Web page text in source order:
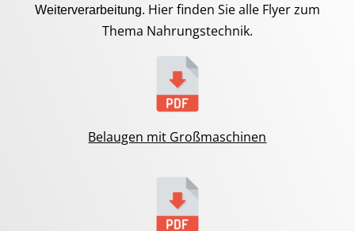
Weiterverarbeitung. Hier finden Sie alle Flyer zum
Thema Nahrungstechnik.
Belaugen mit Großmaschinen